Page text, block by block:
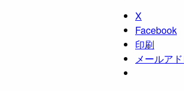
X
Facebook
印刷
メールア